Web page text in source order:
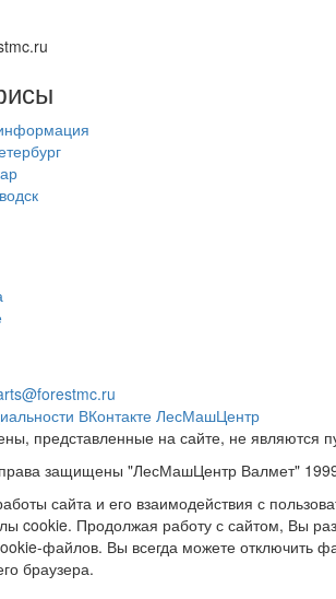
ВКонтакте ЛесМашЦентр
представленные на сайте, не являются
защищены "ЛесМашЦентр Валмет"
сайта и его взаимодействия с
cookie. Продолжая работу с сайтом, Вы
файлов. Вы всегда можете отключить
браузера.